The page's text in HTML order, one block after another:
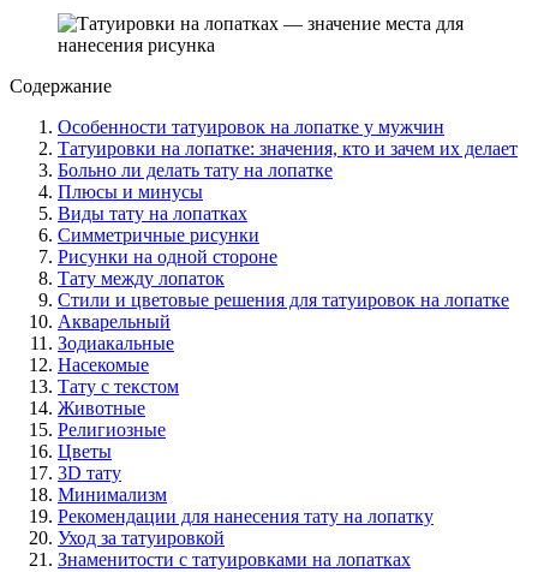
Содержание
Особенности татуировок на лопатке у мужчин
Татуировки на лопатке: значения, кто и зачем их делает
Больно ли делать тату на лопатке
Плюсы и минусы
Виды тату на лопатках
Симметричные рисунки
Рисунки на одной стороне
Тату между лопаток
Стили и цветовые решения для татуировок на лопатке
Акварельный
Зодиакальные
Насекомые
Тату с текстом
Животные
Религиозные
Цветы
3D тату
Минимализм
Рекомендации для нанесения тату на лопатку
Уход за татуировкой
Знаменитости с татуировками на лопатках